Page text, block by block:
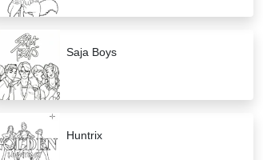
Saja Boys
Huntrix